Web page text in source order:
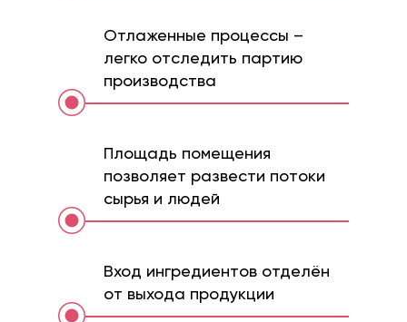
Вход ингредиентов отделён
от выхода продукции
Площадь помещения
позволяет развести потоки
сырья и людей
Отлаженные процессы –
легко отследить партию
производства